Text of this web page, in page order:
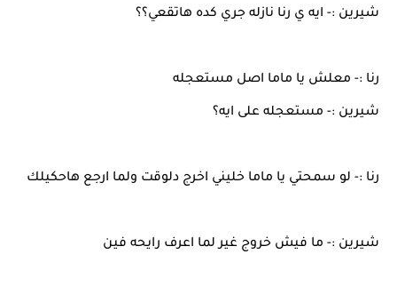
شيرين :- ايه ي رنا نازله جري كده هاتقعي؟؟
رنا :- معلش يا ماما اصل مستعجله
شيرين :- مستعجله على ايه؟
رنا :- لو سمحتي يا ماما خليني اخرج دلوقت ولما ارجع هاحكيلك
شيرين :- ما فيش خروج غير لما اعرف رايحه فين